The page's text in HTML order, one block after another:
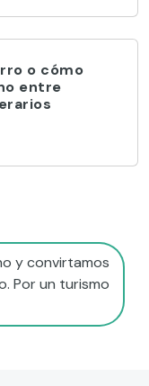
o cómo
entre
y convirtamos
Por un turismo